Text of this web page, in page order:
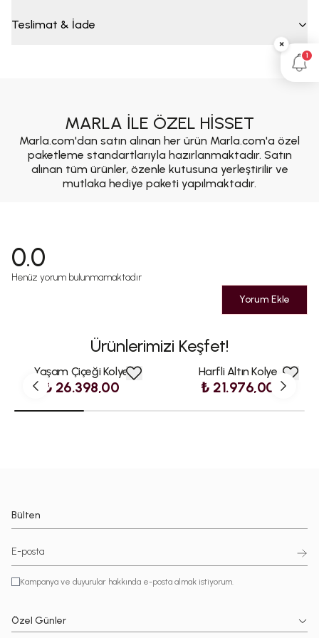
Teslimat & İade
MARLA İLE ÖZEL HİSSET
Marla.com'dan satın alınan her ürün Marla.com'a özel
paketleme standartlarıyla hazırlanmaktadır. Satın
alınan tüm ürünler, özenle kutusuna yerleştirilir ve
mutlaka hediye paketi yapılmaktadır.
0.0
Henüz yorum bulunmamaktadır
Yorum Ekle
Ürünlerimizi Keşfet!
Yaşam Çiçeği Kolye
₺ 26.398,00
Harfli Altın Kolye
₺ 21.976,00
Bülten
Kampanya ve duyurular hakkında e-posta almak istiyorum.
Özel Günler
×
1